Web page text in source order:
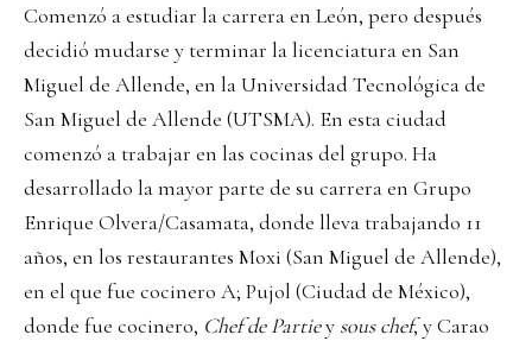
Comenzó a estudiar la carrera en León, pero después
decidió mudarse y terminar la licenciatura en San
Miguel de Allende, en la Universidad Tecnológica de
San Miguel de Allende (UTSMA). En esta ciudad
comenzó a trabajar en las cocinas del grupo. Ha
desarrollado la mayor parte de su carrera en Grupo
Enrique Olvera/Casamata, donde lleva trabajando 11
años, en los restaurantes Moxi (San Miguel de Allende),
en el que fue cocinero A; Pujol (Ciudad de México),
donde fue cocinero, Chef de Partiey sous chef, y Carao